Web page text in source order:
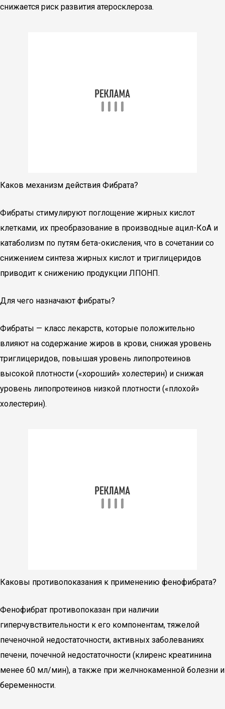
снижается риск развития атеросклероза.
Каков механизм действия Фибрата?
Фибраты стимулируют поглощение жирных кислот
клетками, их преобразование в производные ацил-КоА и
катаболизм по путям бета-окисления, что в сочетании со
снижением синтеза жирных кислот и триглицеридов
приводит к снижению продукции ЛПОНП.
Для чего назначают фибраты?
Фибраты — класс лекарств, которые положительно
влияют на содержание жиров в крови, снижая уровень
триглицеридов, повышая уровень липопротеинов
высокой плотности («хороший» холестерин) и снижая
уровень липопротеинов низкой плотности («плохой»
холестерин).
Каковы противопоказания к применению фенофибрата?
Фенофибрат противопоказан при наличии
гиперчувствительности к его компонентам, тяжелой
печеночной недостаточности, активных заболеваниях
печени, почечной недостаточности (клиренс креатинина
менее 60 мл/мин), а также при желчнокаменной болезни и
беременности.